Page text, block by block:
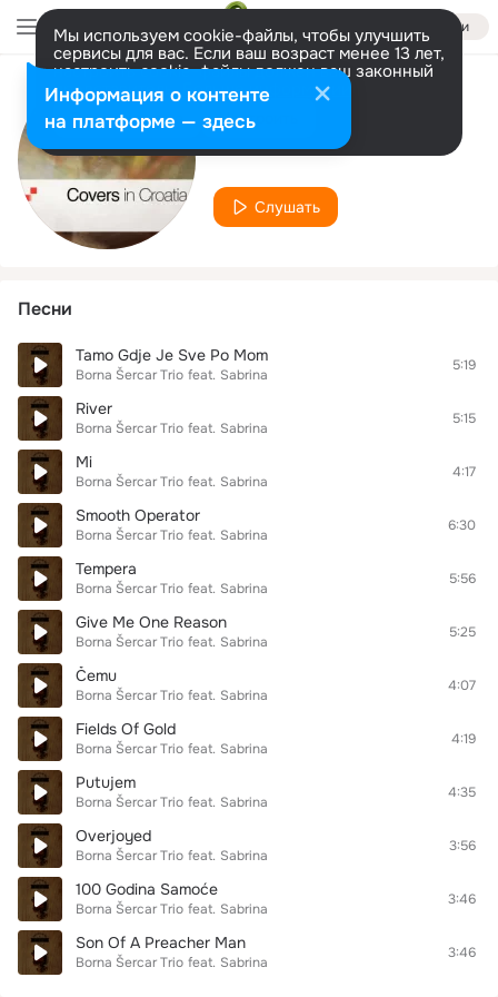
Войти
Мы используем cookie-файлы, чтобы улучшить
сервисы для вас. Если ваш возраст менее 13 лет,
настроить cookie-файлы должен ваш законный
представитель. Больше информации
Разрешить все Настроить
Исполнитель
Borna Šercar Trio
Слушать
Песни
Tamo Gdje Je Sve Po Mom
Borna Šercar Trio feat. Sabrina
5:19
River
Borna Šercar Trio feat. Sabrina
5:15
Mi
Borna Šercar Trio feat. Sabrina
4:17
Smooth Operator
Borna Šercar Trio feat. Sabrina
6:30
Tempera
Borna Šercar Trio feat. Sabrina
5:56
Give Me One Reason
Borna Šercar Trio feat. Sabrina
5:25
Čemu
Borna Šercar Trio feat. Sabrina
4:07
Fields Of Gold
Borna Šercar Trio feat. Sabrina
4:19
Putujem
Borna Šercar Trio feat. Sabrina
4:35
Overjoyed
Borna Šercar Trio feat. Sabrina
3:56
100 Godina Samoće
Borna Šercar Trio feat. Sabrina
3:46
Son Of A Preacher Man
Borna Šercar Trio feat. Sabrina
3:46
Информация о контенте
на платформе — здесь